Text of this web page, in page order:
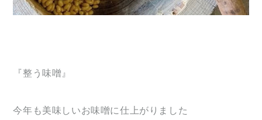
『整う味噌』
今年も美味しいお味噌に仕上がりました